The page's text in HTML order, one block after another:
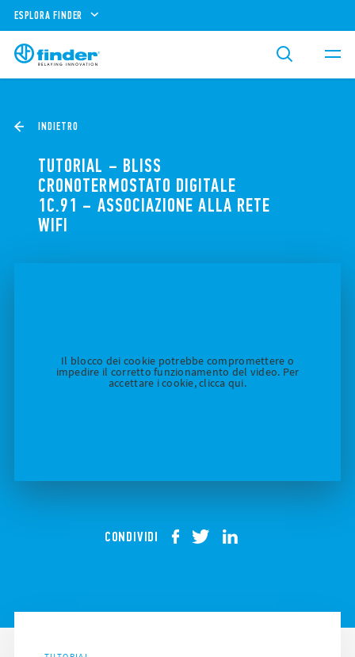
ESPLORA FINDER
INDIETRO
TUTORIAL – BLISS
CRONOTERMOSTATO DIGITALE
1C.91 – ASSOCIAZIONE ALLA RETE
WIFI
Il blocco dei cookie potrebbe compromettere o
impedire il corretto funzionamento del video. Per
accettare i cookie, clicca qui.
CONDIVIDI